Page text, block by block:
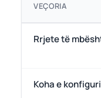
VEÇORIA
Rrjete të
Koha e